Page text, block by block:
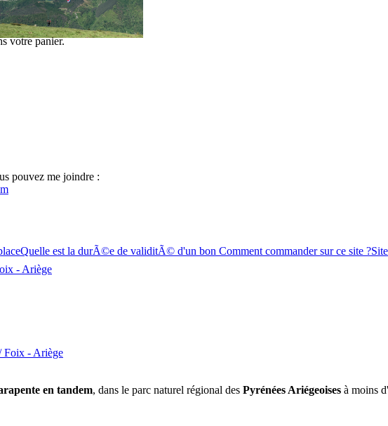
votre panier.
pouvez me joindre :
Quelle est la durÃ©e de validitÃ© d'un bon Comment commander sur ce site ?
- Ariège
en tandem, dans le parc naturel régional des Pyrénées Ariégeoises à moins